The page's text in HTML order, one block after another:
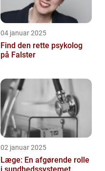
04 januar 2025
Find den rette psykolog
på Falster
02 januar 2025
Læge: En afgørende rolle